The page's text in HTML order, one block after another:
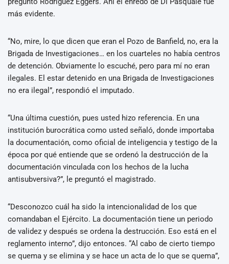
más evidente.
“No, mire, lo que dicen que eran el Pozo de Banfield, no, era la
Brigada de Investigaciones… en los cuarteles no había centros
de detención. Obviamente lo escuché, pero para mí no eran
ilegales. El estar detenido en una Brigada de Investigaciones
no era ilegal”, respondió el imputado.
“Una última cuestión, pues usted hizo referencia. En una
institución burocrática como usted señaló, donde importaba
la documentación, como oficial de inteligencia y testigo de la
época por qué entiende que se ordenó la destrucción de la
documentación vinculada con los hechos de la lucha
antisubversiva?”, le preguntó el magistrado.
“Desconozco cuál ha sido la intencionalidad de los que
comandaban el Ejército. La documentación tiene un periodo
de validez y después se ordena la destrucción. Eso está en el
reglamento interno”, dijo entonces. “Al cabo de cierto tiempo
se quema y se elimina y se hace un acta de lo que se quema”,